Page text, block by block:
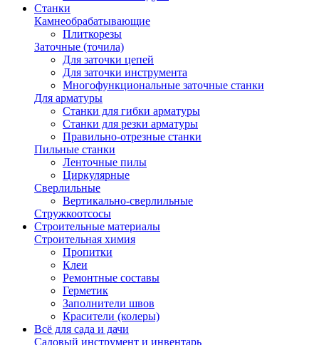
Станки
Камнеобрабатывающие
Плиткорезы
Заточные (точила)
Для заточки цепей
Для заточки инструмента
Многофункциональные заточные станки
Для арматуры
Станки для гибки арматуры
Станки для резки арматуры
Правильно-отрезные станки
Пильные станки
Ленточные пилы
Циркулярные
Сверлильные
Вертикально-сверлильные
Стружкоотсосы
Строительные материалы
Строительная химия
Пропитки
Клеи
Ремонтные составы
Герметик
Заполнители швов
Красители (колеры)
Всё для сада и дачи
Садовый инструмент и инвентарь